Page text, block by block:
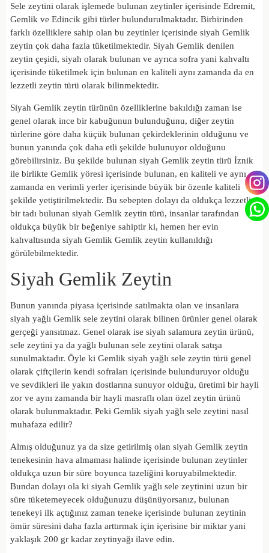
Sele zeytini olarak işlemede bulunan zeytinler içerisinde Edremit,
Gemlik ve Edincik gibi türler bulundurulmaktadır. Birbirinden
farklı özelliklere sahip olan bu zeytinler içerisinde siyah Gemlik
zeytin çok daha fazla tüketilmektedir. Siyah Gemlik denilen
zeytin çeşidi, siyah olarak bulunan ve ayrıca sofra yani kahvaltı
içerisinde tüketilmek için bulunan en kaliteli aynı zamanda da en
lezzetli zeytin türü olarak bilinmektedir.
Siyah Gemlik zeytin türünün özelliklerine bakıldığı zaman ise
genel olarak ince bir kabuğunun bulunduğunu, diğer zeytin
türlerine göre daha küçük bulunan çekirdeklerinin olduğunu ve
bunun yanında çok daha etli şekilde bulunuyor olduğunu
görebilirsiniz. Bu şekilde bulunan siyah Gemlik zeytin türü İznik
ile birlikte Gemlik yöresi içerisinde bulunan, en kaliteli ve aynı
zamanda en verimli yerler içerisinde büyük bir özenle kaliteli
şekilde yetiştirilmektedir. Bu sebepten dolayı da oldukça lezzetli
bir tadı bulunan siyah Gemlik zeytin türü, insanlar tarafından
oldukça büyük bir beğeniye sahiptir ki, hemen her evin
kahvaltısında siyah Gemlik Gemlik zeytin kullanıldığı
görülebilmektedir.
Siyah Gemlik Zeytin
Bunun yanında piyasa içerisinde satılmakta olan ve insanlara
siyah yağlı Gemlik sele zeytini olarak bilinen ürünler genel olarak
gerçeği yansıtmaz. Genel olarak ise siyah salamura zeytin ürünü,
sele zeytini ya da yağlı bulunan sele zeytini olarak satışa
sunulmaktadır. Öyle ki Gemlik siyah yağlı sele zeytin türü genel
olarak çiftçilerin kendi sofraları içerisinde bulunduruyor olduğu
ve sevdikleri ile yakın dostlarına sunuyor olduğu, üretimi bir hayli
zor ve aynı zamanda bir hayli masraflı olan özel zeytin ürünü
olarak bulunmaktadır. Peki Gemlik siyah yağlı sele zeytini nasıl
muhafaza edilir?
Almış olduğunuz ya da size getirilmiş olan siyah Gemlik zeytin
tenekesinin hava almaması halinde içerisinde bulunan zeytinler
oldukça uzun bir süre boyunca tazeliğini koruyabilmektedir.
Bundan dolayı ola ki siyah Gemlik yağlı sele zeytinini uzun bir
süre tüketemeyecek olduğunuzu düşünüyorsanız, bulunan
tenekeyi ilk açtığınız zaman teneke içerisinde bulunan zeytinin
ömür süresini daha fazla arttırmak için içerisine bir miktar yani
yaklaşık 200 gr kadar zeytinyağı ilave edin.